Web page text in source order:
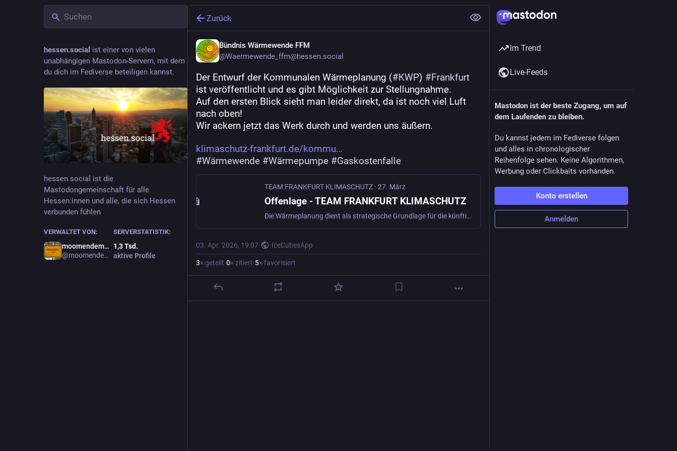
hessen.social ist einer von vielen
unabhängigen Mastodon-Servern, mit dem
du dich im Fediverse beteiligen kannst.
hessen.social ist die
Mastodongemeinschaft für alle
Hessen:innen und alle, die sich Hessen
verbunden fühlen
VERWALTET VON:
moomendemol!
@moomendemol
SERVERSTATISTIK:
1,3Tsd.
aktive Profile
Zurück
Bündnis Wärmewende FFM
@Waermewende_ffm@hessen.social
Der Entwurf der Kommunalen Wärmeplanung (#KWP) #Frankfurt
ist veröffentlicht und es gibt Möglichkeit zur Stellungnahme.
Auf den ersten Blick sieht man leider direkt, da ist noch viel Luft
nach oben!
Wir ackern jetzt das Werk durch und werden uns äußern.
klimaschutz-frankfurt.de/kommu
#Wärmewende #Wärmepumpe #Gaskostenfalle
TEAM FRANKFURT KLIMASCHUTZ · 27. März
Offenlage - TEAM FRANKFURT KLIMASCHUTZ
Die Wärmeplanung dient als strategische Grundlage für die künftige Wärmeversorgung unserer Stadt. Das Ziel ist es, eine klimafreundliche, bezahlbare und
03. Apr. 2026, 19:07· ·IceCubesApp
3× geteilt·0× zitiert·5× favorisiert
Im Trend
Live-Feeds
Mastodon ist der beste Zugang, um auf
dem Laufenden zu bleiben.
Du kannst jedem im Fediverse folgen
und alles in chronologischer
Reihenfolge sehen. Keine Algorithmen,
Werbung oder Clickbaits vorhanden.
Konto erstellen
Anmelden